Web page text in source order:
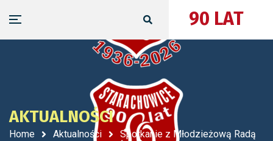
90 LAT
AKTUALNOŚCI
Home Aktualności
Spotkanie z Młodzieżową Radą